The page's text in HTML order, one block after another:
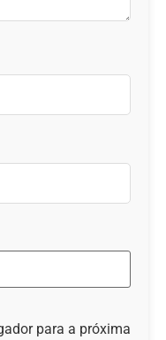
para a próxima